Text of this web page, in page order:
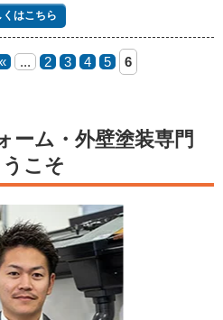
くはこちら
« ... 2 3 4 5 6
ーム・外壁塗装専門
こそ